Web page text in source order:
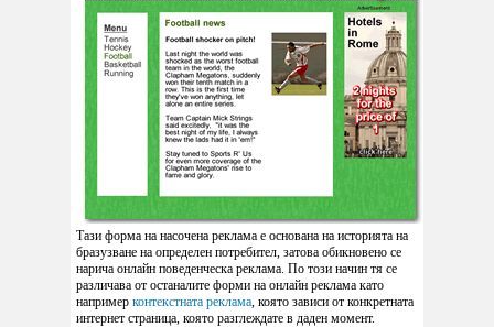
Тази форма на насочена реклама е основана на историята на
бразузване на определен потребител, затова обикновено се
нарича онлайн поведенческа реклама. По този начин тя се
различава от останалите форми на онлайн реклама като
например контекстната реклама, която зависи от конкретната
интернет страница, която разглеждате в даден момент.